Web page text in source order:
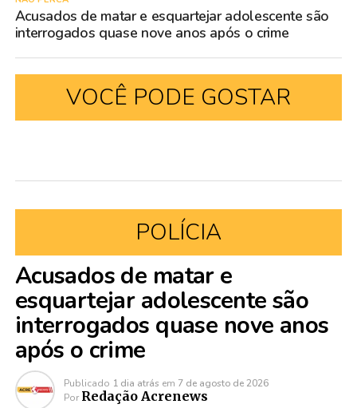
Acusados de matar e esquartejar adolescente são
interrogados quase nove anos após o crime
VOCÊ PODE GOSTAR
POLÍCIA
Acusados de matar e
esquartejar adolescente são
interrogados quase nove anos
após o crime
Publicado 1 dia atrás em 7 de agosto de 2026
Por Redação Acrenews